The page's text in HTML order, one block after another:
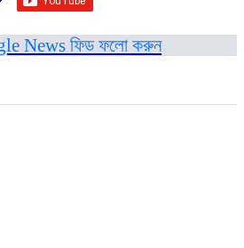
News ফিড ফলো করুন